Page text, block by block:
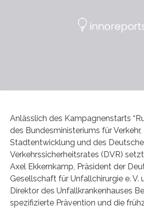
Anlässlich des Kampagnenstarts
des Bundesministeriums für Verkehr,
Stadtentwicklung und des
Verkehrssicherheitsrates (DVR)
Axel Ekkernkamp, Präsident der
Gesellschaft für Unfallchirurgie e. V.
Direktor des Unfallkrankenhauses
spezifizierte Prävention und die